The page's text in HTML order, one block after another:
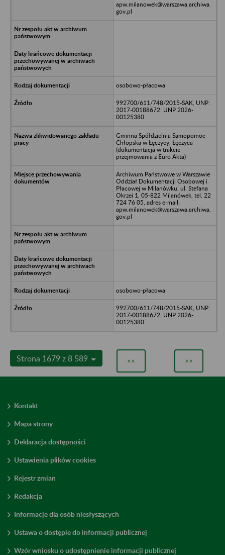
apw.milanowek@warszawa.archiwa.
gov.pl
osobowo-płacowa
992700/611/748/2015-SAK, UNP:
2017-00188672; UNP 2026-
00125380
Gminna Spółdzielnia Samopomoc
Chłopska w Łęczycy, Łęczyca
(dokumentacja w trakcie
przejmowania z Euro Akta)
Archiwum Państwowe w Warszawie
Oddział Dokumentacji Osobowej i
Płacowej w Milanówku, ul. Stefana
Okrzei 1, 05-822 Milanówek, tel. 22
724 76 05, adres e-mail:
apw.milanowek@warszawa.archiwa.
gov.pl
osobowo-płacowa
992700/611/748/2015-SAK, UNP:
2017-00188672; UNP 2026-
00125380
Strona 1679 z 8 589 << >>
Kontakt
Mapa strony
Deklaracja dostępności
Ustawienia plików cookies
Rejestr zmian
Redakcja
Informacje dla osób niesłyszących
Ustawa o dostępie do informacji publicznej
Wzór wniosku o udostępnienie informacji publicznej